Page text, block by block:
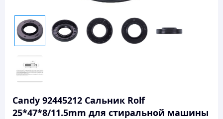
Candy 92445212 Сальник Rolf
25*47*8/11.5mm для стиральной машины